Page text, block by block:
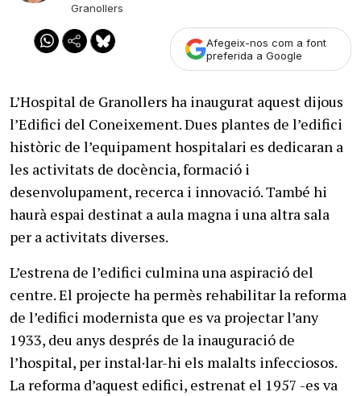
Granollers
Afegeix-nos com a font
preferida a Google
L’Hospital de Granollers ha inaugurat aquest dijous
l’Edifici del Coneixement. Dues plantes de l’edifici
històric de l’equipament hospitalari es dedicaran a
les activitats de docència, formació i
desenvolupament, recerca i innovació. També hi
haurà espai destinat a aula magna i una altra sala
per a activitats diverses.
L’estrena de l’edifici culmina una aspiració del
centre. El projecte ha permès rehabilitar la reforma
de l’edifici modernista que es va projectar l’any
1933, deu anys després de la inauguració de
l’hospital, per instal·lar-hi els malalts infecciosos.
La reforma d’aquest edifici, estrenat el 1957 -es va